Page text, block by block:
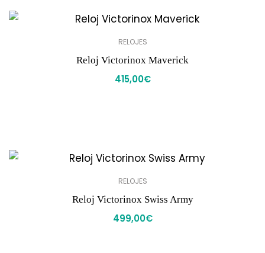
RELOJES
Reloj Victorinox Maverick
415,00€
RELOJES
Reloj Victorinox Swiss Army
499,00€